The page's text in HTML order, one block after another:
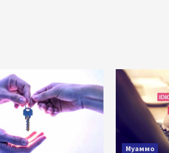
Муаммо